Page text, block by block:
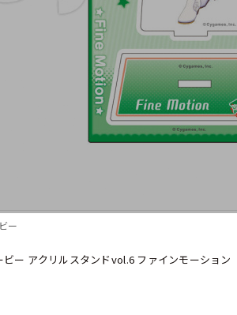
ー
ー アクリルスタンドvol.6 ファインモーション